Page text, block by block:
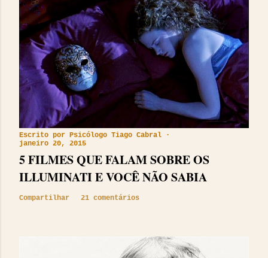
Escrito por Psicólogo Tiago Cabral
janeiro 20, 2015
5 FILMES QUE FALAM SOBRE OS
ILLUMINATI E VOCÊ NÃO SABIA
Compartilhar 21 comentários